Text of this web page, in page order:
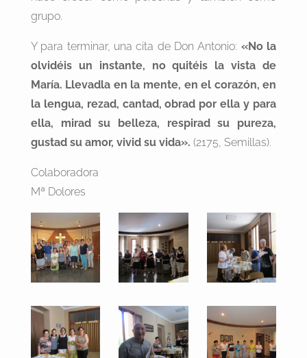
grupo.
Y para terminar, una cita de Don Antonio: «No la
olvidéis un instante, no quitéis la vista de
María. Llevadla en la mente, en el corazón, en
la lengua, rezad, cantad, obrad por ella y para
ella, mirad su belleza, respirad su pureza,
gustad su amor, vivid su vida». (2175, Semillas).
Colaboradora
Mª Dolores